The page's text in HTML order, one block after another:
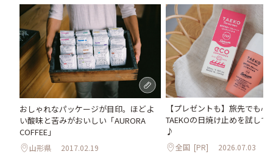
おしゃれなパッケージが目印。ほどよ
い酸味と苦みがおいしい「AURORA
COFFEE」
山形県 2017.02.19
【プレゼントも】旅先でも心
TAEKOの日焼け止めを試して
♪
全国 [PR] 2026.07.03